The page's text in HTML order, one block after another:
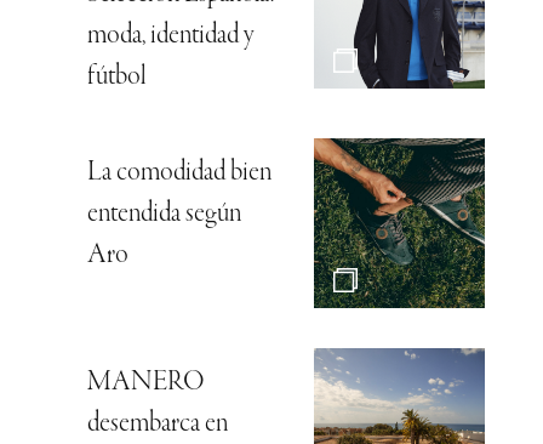
moda, identidad y
fútbol
La comodidad bien
entendida según
Aro
MANERO
desembarca en